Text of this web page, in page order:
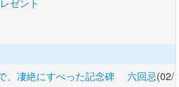
ゼント
、凄絶にすべった記念碑 六回忌(02/